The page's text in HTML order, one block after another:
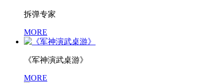
拆弹专家
MORE
《军神演武桌游》
MORE